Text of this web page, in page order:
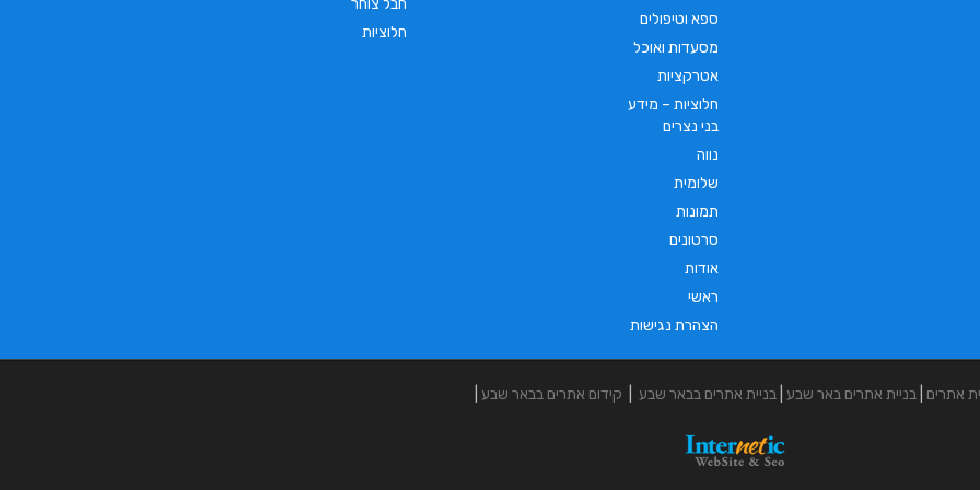
חלוציות
ספא וטיפולים
מסעדות ואוכל
אטרקציות
חלוציות – מידע
בני נצרים
נווה
שלומית
תמונות
סרטונים
אודות
ראשי
הצהרת נגישות
אתרים בניית אתרים באר שבע בניית אתרים בבאר שבע קידום אתרים בבאר שבע